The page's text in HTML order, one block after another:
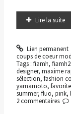
Lire la suite
Lien permanent
coups de coeur
Tags : fiamh,
designer, maxime
sélection, fashion
yamamoto, favorite
summer, fluo, pink,
2 commentaires